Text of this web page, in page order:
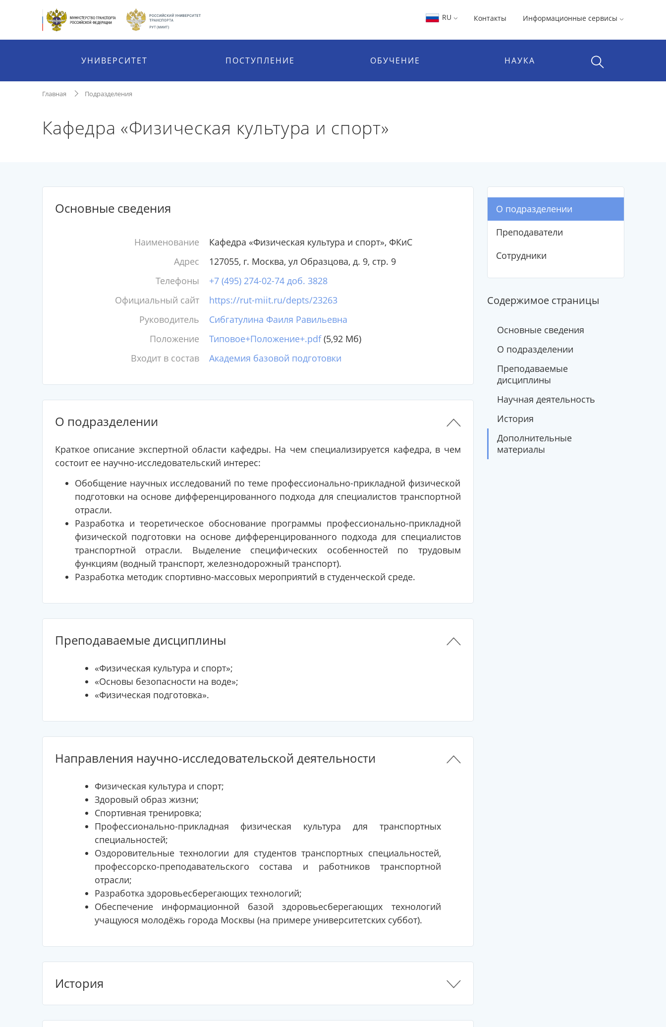
RU Контакты Информационные сервисы
УНИВЕРСИТЕТ ПОСТУПЛЕНИЕ ОБУЧЕНИЕ НАУКА
Главная Подразделения
Кафедра «Физическая культура и спорт»
Основные сведения
Наименование
Кафедра «Физическая культура и спорт», ФКиС
Адрес
127055, г. Москва, ул Образцова, д. 9, стр. 9
Телефоны
+7 (495) 274-02-74 доб. 3828
Официальный сайт
https://rut-miit.ru/depts/23263
Руководитель
Сибгатулина Фаиля Равильевна
Положение
Типовое+Положение+.pdf(5,92 Мб)
Входит в состав
Академия базовой подготовки
О подразделении
Краткое описание экспертной области кафедры. На чем специализируется кафедра, в чем
состоит ее научно-исследовательский интерес:
Обобщение научных исследований по теме профессионально-прикладной физической
подготовки на основе дифференцированного подхода для специалистов транспортной
отрасли.
Разработка и теоретическое обоснование программы профессионально-прикладной
физической подготовки на основе дифференцированного подхода для специалистов
транспортной отрасли. Выделение специфических особенностей по трудовым
функциям (водный транспорт, железнодорожный транспорт).
Разработка методик спортивно-массовых мероприятий в студенческой среде.
Преподаваемые дисциплины
«Физическая культура и спорт»;
«Основы безопасности на воде»;
«Физическая подготовка».
Направления научно-исследовательской деятельности
Физическая культура и спорт;
Здоровый образ жизни;
Спортивная тренировка;
Профессионально-прикладная физическая культура для транспортных
специальностей;
Оздоровительные технологии для студентов транспортных специальностей,
профессорско-преподавательского состава и работников транспортной
отрасли;
Разработка здоровьесберегающих технологий;
Обеспечение информационной базой здоровьесберегающих технологий
учащуюся молодёжь города Москвы (на примере университетских суббот).
История
О подразделении
Преподаватели
Сотрудники
Содержимое страницы
Основные сведения
О подразделении
Преподаваемые
дисциплины
Научная деятельность
История
Дополнительные
материалы